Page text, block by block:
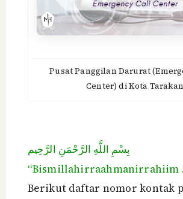
Pusat Panggilan Darurat
Center) di Kota Tarakan
بِسْمِ اللَّهِ الرَّحْمَنِ الرَّحِيم
“Bismillahirraahmanirrahiim
Berikut daftar nomor kontak